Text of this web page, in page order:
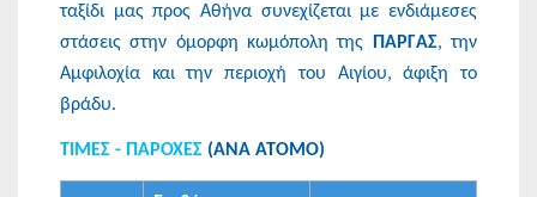
ταξίδι μας προς Αθήνα συνεχίζεται με ενδιάμεσες
στάσεις στην όμορφη κωμόπολη της
ΠΑΡΓΑΣ, την
Αμφιλοχία και την περιοχή του Αιγίου, άφιξη το
βράδυ.
ΤΙΜΕΣ - ΠΑΡΟΧΕΣ (ΑΝΑ ΑΤΟΜΟ)